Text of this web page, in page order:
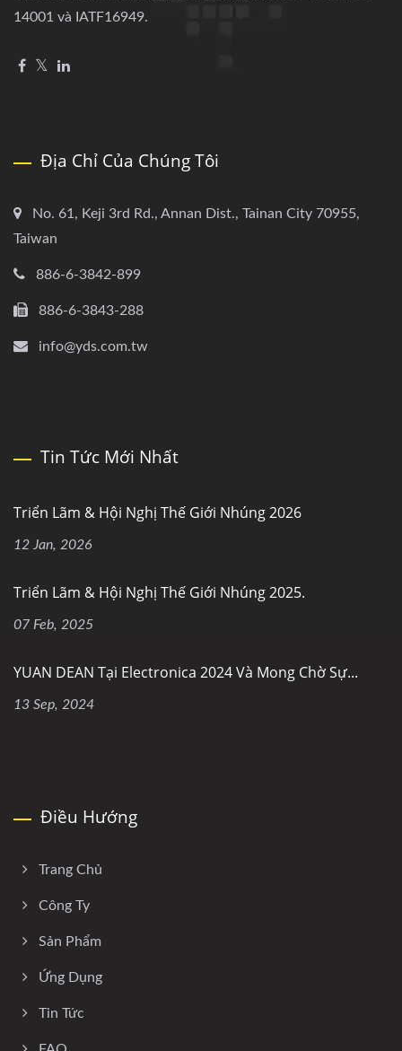
14001 và IATF16949.
Địa Chỉ Của Chúng Tôi
No. 61, Keji 3rd Rd., Annan Dist., Tainan City 70955,
Taiwan
886-6-3842-899
886-6-3843-288
info@yds.com.tw
Tin Tức Mới Nhất
Triển Lãm & Hội Nghị Thế Giới Nhúng 2026
12 Jan, 2026
Triển Lãm & Hội Nghị Thế Giới Nhúng 2025.
07 Feb, 2025
YUAN DEAN Tại Electronica 2024 Và Mong Chờ Sự...
13 Sep, 2024
Điều Hướng
Trang Chủ
Công Ty
Sản Phẩm
Ứng Dụng
Tin Tức